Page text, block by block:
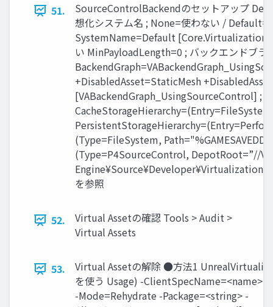
51.
SourceControlBackendのセットアップ
想化システム名 ; None=使わない /
SystemName=Default
い MinPayloadLength=0 ; バックエンドブラ
+DisabledAsset=StaticMesh
[VABackendGraph_UsingSourceControl] ;
(Type=FileSystem,
(Type=P4SourceControl, DepotRoot=”//
を参照
52.
Virtual Assetの確認 Tools > Audit >
Virtual Assets
53.
Virtual Assetの解除 ●方法1
を使う Usage) -ClientSpecName=<name>
-Mode=Rehydrate -Package=<string> -